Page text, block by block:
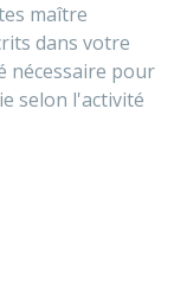
maître
dans votre
nécessaire pour
selon l'activité